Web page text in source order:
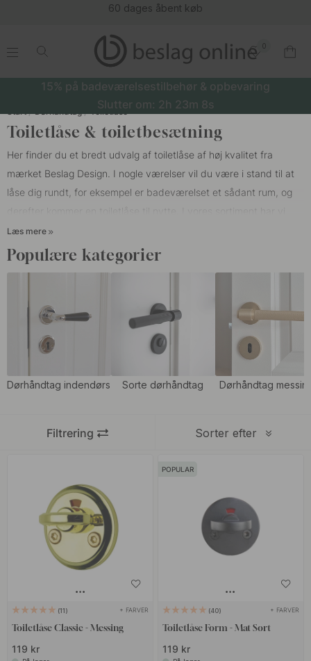
60 dages åbent køb
.
0
.
15% på badeværelsestilbehør & opbevaring
Slutter om: 2h 23m 7s
Start Dørhåndtag Toiletlåse
Toiletlåse & toiletbesætning
Her finder du et bredt udvalg af toiletlåse af høj kvalitet fra
mærket Beslag Design. I nogle værelser vil du være i stand til at
låse dig rundt, for eksempel er badeværelset et sådant rum, og
matchende
indtryk i hjemmet. At sætte nye dørhåndtag og nye toiletlåse i
badeværelset er en af de enkleste måder at renovere dit hjem,
Læs mere
Populære kategorier
Dørhåndtag indendørs Sorte dørhåndtag Dørhåndtag
Sorter efter
Filtrering
11 + FARVER
Toiletlåse Classic - Messing
119 kr
POPULAR
40 + FARVER
Toiletlåse Form - Mat Sort
119 kr